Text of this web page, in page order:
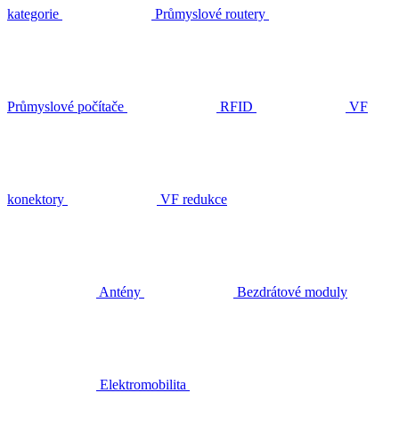
kategorie Průmyslové routery
Průmyslové počítače RFID VF
konektory VF redukce
Antény Bezdrátové moduly
Elektromobilita